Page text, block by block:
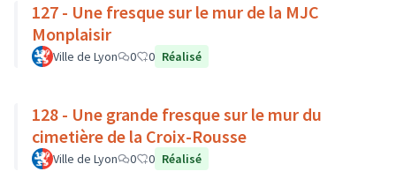
127 - Une fresque sur le mur de la MJC
Monplaisir
Ville de Lyon 0 0 Réalisé
128 - Une grande fresque sur le mur du
cimetière de la Croix-Rousse
Ville de Lyon 0 0 Réalisé